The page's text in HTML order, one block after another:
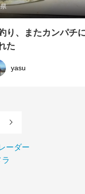
り、またカンパチ
た
yasu

ーダー